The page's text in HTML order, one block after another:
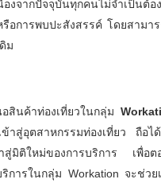
งจากปัจจุบันทุกคนไม่จำเป็นต้
อการพบปะสังสรรค์ โดยสาม
ม
สินค้าท่องเที่ยวในกลุ่ม
สู่อุตสาหกรรมท่องเที่ยว ถือไ
มิติใหม่ของการบริการ เพื่อต
ารในกลุ่ม Workation จะช่ว